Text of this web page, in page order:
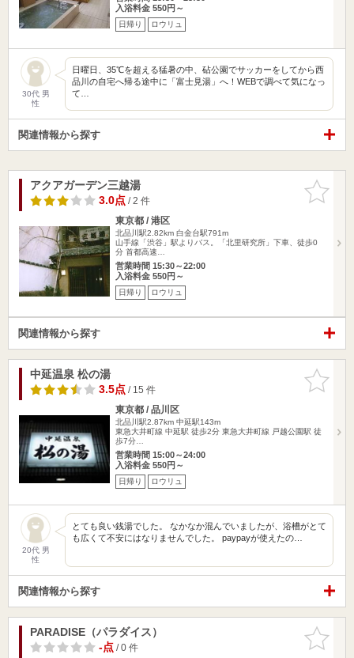
入浴料金 550円～
日帰り ロウリュ
30代 男
性
日曜日、35℃を超える猛暑の中、砧公園でサッカーをしてから西
品川の自宅へ帰る途中に「富士見湯」へ！WEBで調べて気になっ
て…
関連情報から探す
お気に入
りに追加
アクアガーデン三越湯
3.0点/ 2 件
東京都 / 港区
北品川駅2.82km 白金台駅791m
山手線「渋谷」駅よりバス。「北里研究所」下車、徒歩0
分 首都高速…
営業時間 15:30～22:00
入浴料金 550円～
日帰り ロウリュ
関連情報から探す
お気に入
りに追加
中延温泉 松の湯
3.5点/ 15 件
東京都 / 品川区
北品川駅2.87km 中延駅143m
東急大井町線 中延駅 徒歩2分 東急大井町線 戸越公園駅 徒
歩7分…
営業時間 15:00～24:00
入浴料金 550円～
日帰り ロウリュ
20代 男
性
とても良い銭湯でした。 なかなか混んでいましたが、浴槽がとて
も広くて不安にはなりませんでした。 paypayが使えたの…
関連情報から探す
お気に入
りに追加
PARADISE（パラダイス）
-点/ 0 件